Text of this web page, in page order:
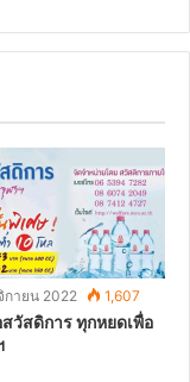
กายน 2022 1,607
วัสดิการ ทุกหยดเพื่อ